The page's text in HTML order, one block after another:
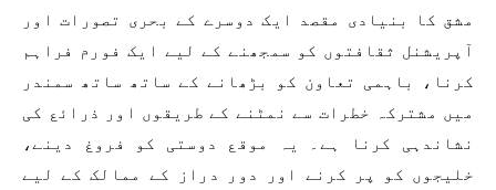
مشق کا بنیادی مقصد ایک دوسرے کے بحری تصورات اور
آپریشنل ثقافتوں کو سمجھنے کے لیے ایک فورم فراہم
کرنا، باہمی تعاون کو بڑھانے کے ساتھ ساتھ سمندر
میں مشترکہ خطرات سے نمٹنے کے طریقوں اور ذرائع کی
نشاندہی کرنا ہے۔ یہ موقع دوستی کو فروغ دینے،
خلیجوں کو پر کرنے اور دور دراز کے ممالک کے لیے